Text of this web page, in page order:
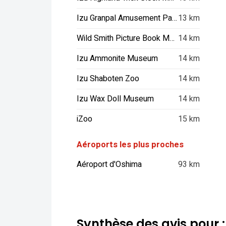
Izu Granpal Amusement Park13 km
Wild Smith Picture Book Museum 14 km
Izu Ammonite Museum
14 km
Izu Shaboten Zoo
14 km
Izu Wax Doll Museum
14 km
iZoo
15 km
Aéroports les plus proches
Aéroport d'Oshima
93 km